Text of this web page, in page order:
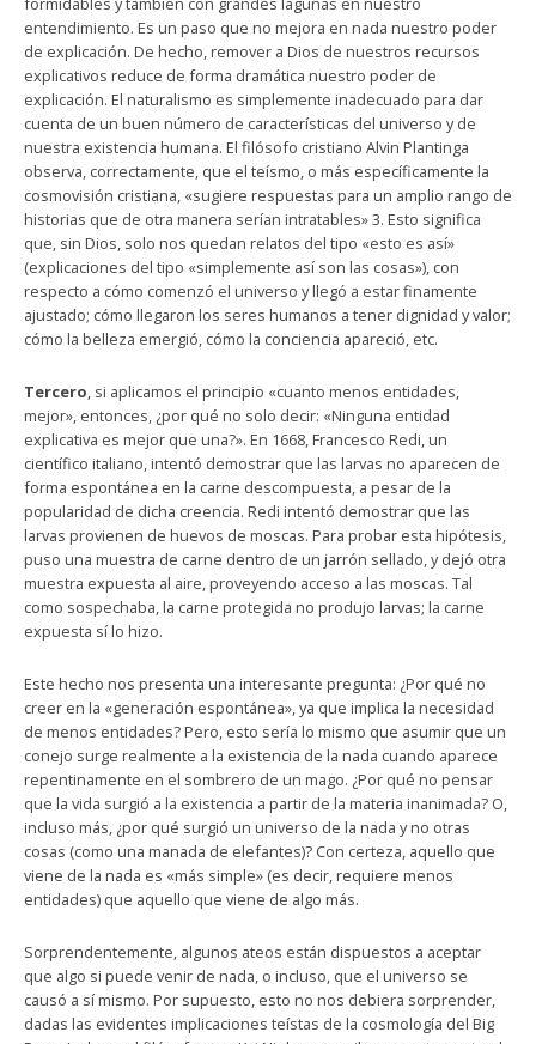
entendimiento. Es un paso que no mejora en nada nuestro poder
de explicación. De hecho, remover a Dios de nuestros recursos
explicativos reduce de forma dramática nuestro poder de
explicación. El naturalismo es simplemente inadecuado para dar
cuenta de un buen número de características del universo y de
nuestra existencia humana. El filósofo cristiano Alvin Plantinga
observa, correctamente, que el teísmo, o más específicamente la
cosmovisión cristiana, «sugiere respuestas para un amplio rango de
historias que de otra manera serían intratables» 3. Esto significa
que, sin Dios, solo nos quedan relatos del tipo «esto es así»
(explicaciones del tipo «simplemente así son las cosas»), con
respecto a cómo comenzó el universo y llegó a estar finamente
ajustado; cómo llegaron los seres humanos a tener dignidad y valor;
cómo la belleza emergió, cómo la conciencia apareció, etc.
Tercero, si aplicamos el principio «cuanto menos entidades,
mejor», entonces, ¿por qué no solo decir: «Ninguna entidad
explicativa es mejor que una?». En 1668, Francesco Redi, un
científico italiano, intentó demostrar que las larvas no aparecen de
forma espontánea en la carne descompuesta, a pesar de la
popularidad de dicha creencia. Redi intentó demostrar que las
larvas provienen de huevos de moscas. Para probar esta hipótesis,
puso una muestra de carne dentro de un jarrón sellado, y dejó otra
muestra expuesta al aire, proveyendo acceso a las moscas. Tal
como sospechaba, la carne protegida no produjo larvas; la carne
expuesta sí lo hizo.
Este hecho nos presenta una interesante pregunta: ¿Por qué no
creer en la «generación espontánea», ya que implica la necesidad
de menos entidades? Pero, esto sería lo mismo que asumir que un
conejo surge realmente a la existencia de la nada cuando aparece
repentinamente en el sombrero de un mago. ¿Por qué no pensar
que la vida surgió a la existencia a partir de la materia inanimada? O,
incluso más, ¿por qué surgió un universo de la nada y no otras
cosas (como una manada de elefantes)? Con certeza, aquello que
viene de la nada es «más simple» (es decir, requiere menos
entidades) que aquello que viene de algo más.
Sorprendentemente, algunos ateos están dispuestos a aceptar
que algo si puede venir de nada, o incluso, que el universo se
causó a sí mismo. Por supuesto, esto no nos debiera sorprender,
dadas las evidentes implicaciones teístas de la cosmología del Big